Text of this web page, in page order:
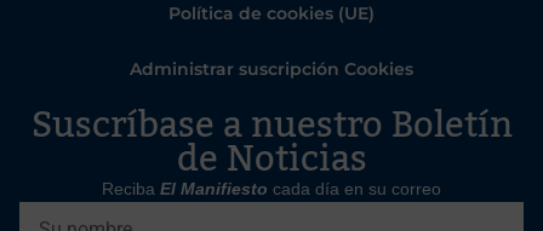
Política de cookies (UE)
Administrar suscripción Cookies
Suscríbase a nuestro Boletín
de Noticias
Reciba El Manifiesto cada día en su correo